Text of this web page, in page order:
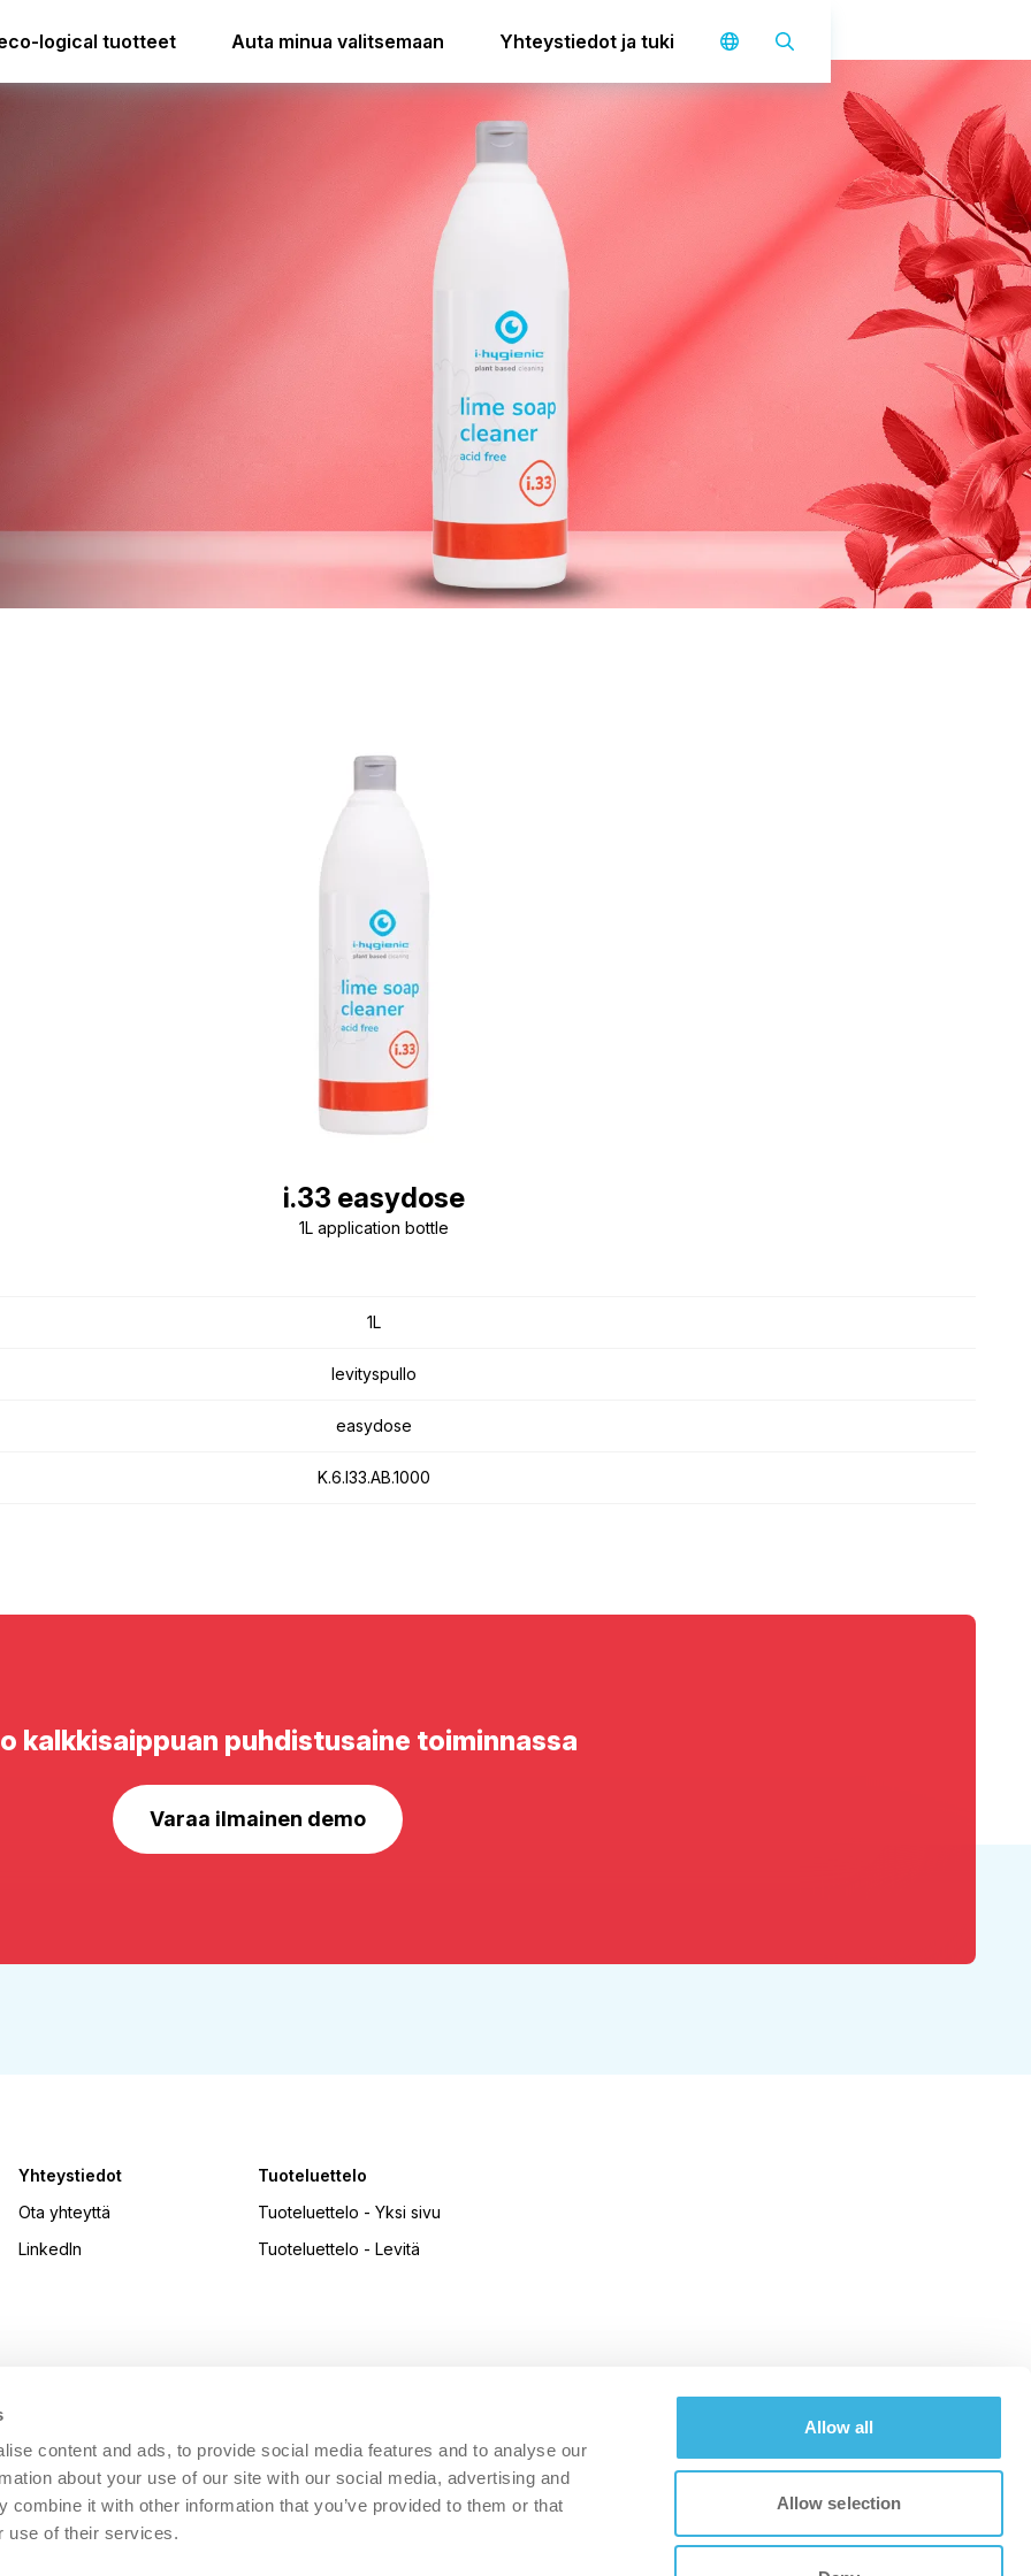
content and ads, to provide social media features and to analyse our
about your use of our site with our social media, advertising and
combine it with other information that you’ve provided to them or that
use of their services.
Allow all
Allow selection
logical tuotteet Auta minua valitsemaan Yhteystiedot ja tuki
lime soap cleaner acid free i.33 easydose
i.33 easydose
1L application bottle
1L
levityspullo
easydose
K.6.I33.AB.1000
kalkkisaippuan puhdistusaine toiminnassa
Varaa ilmainen demo
Yhteystiedot
Ota yhteyttä
LinkedIn
Tuoteluettelo
Tuoteluettelo - Yksi sivu
Tuoteluettelo - Levitä